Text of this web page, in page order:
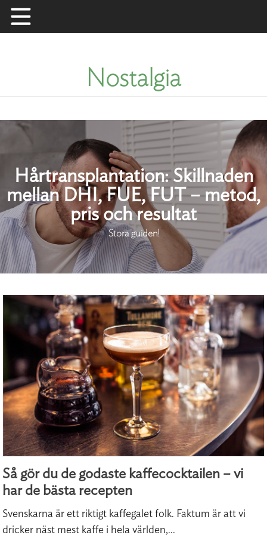
Skip
to
Nostalgia
Hårtransplantation: Skillnaden
mellan DHI, FUE, FUT – metod,
pris och resultat
Stora guiden!
Så gör du de godaste kaffecocktailen – vi
har de bästa recepten
Svenskarna är ett riktigt kaffegalet folk. Faktum är att vi
dricker näst mest kaffe i hela världen,...